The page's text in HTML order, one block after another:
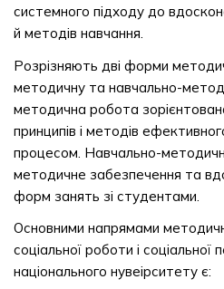
системного підходу до
й методів навчання.
Розрізняють дві форми
методичну та навчально-
методична робота
принципів і методів
процесом. Навчально-
методичне забезпечення та
форм занять зі студентами.
Основними напрямами
соціальної роботи і соціальної
національного нувеірситету є: